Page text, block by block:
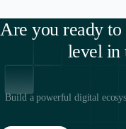
Are you ready to
level in
Build a powerful digital